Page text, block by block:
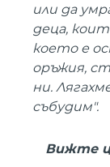
или да
деца,
което е
оръжия,
ни.
събудим".
Вижте